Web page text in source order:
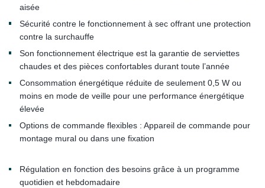
aisée
Sécurité contre le fonctionnement à sec offrant une protection
contre la surchauffe
Son fonctionnement électrique est la garantie de serviettes
chaudes et des pièces confortables durant toute l’année
Consommation énergétique réduite de seulement 0,5 W ou
moins en mode de veille pour une performance énergétique
élevée
Options de commande flexibles : Appareil de commande pour
montage mural ou dans une fixation
Régulation en fonction des besoins grâce à un programme
quotidien et hebdomadaire